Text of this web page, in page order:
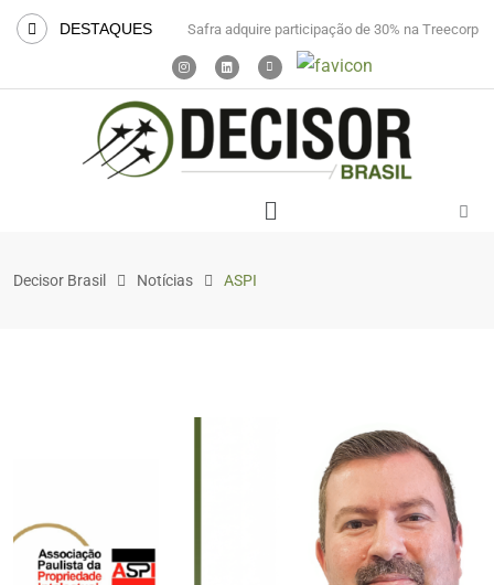
DESTAQUES Safra adquire participação de 30% na Treecorp
Decisor Brasil Notícias ASPI